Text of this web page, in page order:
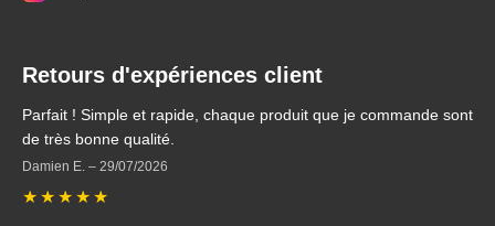
Retours d'expériences client
Parfait ! Simple et rapide, chaque produit que je commande sont
de très bonne qualité.
Damien E. – 29/07/2026
★ ★ ★ ★ ★